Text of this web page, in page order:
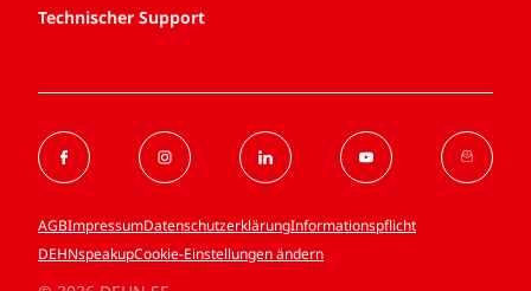
Technischer Support
AGBImpressumDatenschutzerklärungInformationspflicht
DEHNspeakupCookie-Einstellungen ändern